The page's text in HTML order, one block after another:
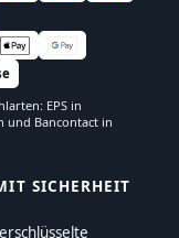
EPS in
und Bancontact in
SICHERHEIT